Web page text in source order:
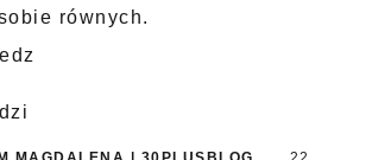
równych.